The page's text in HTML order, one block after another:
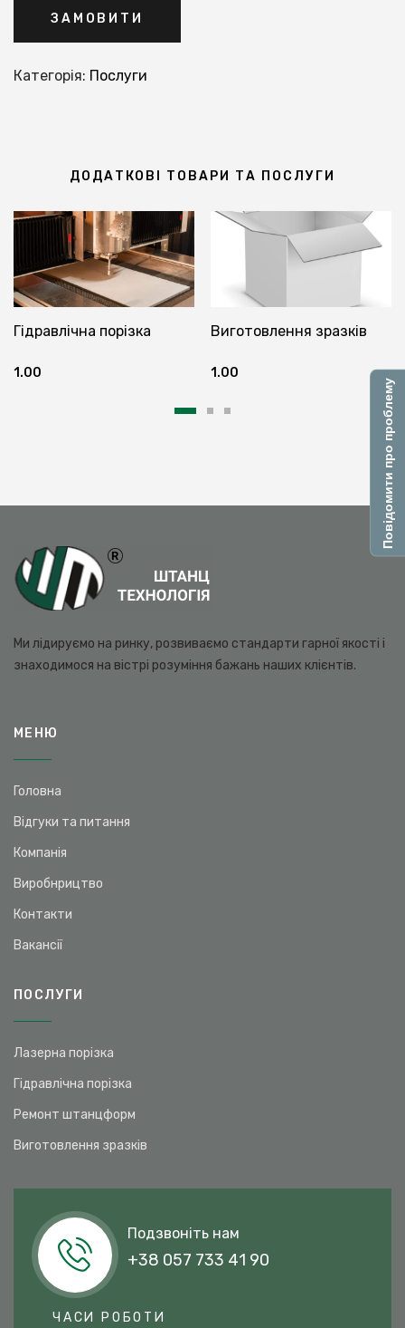
Повідомити про проблему
ЗАМОВИТИ
Категорія: Послуги
ДОДАТКОВІ ТОВАРИ ТА ПОСЛУГИ
Гідравлічна порізка
1.00
Виготовлення зразків
1.00
Ми лідируємо на ринку, розвиваємо стандарти гарної якості і
знаходимося на вістрі розуміння бажань наших клієнтів.
МЕНЮ
Головна
Відгуки та питання
Компанія
Виробнрицтво
Контакти
Вакансії
ПОСЛУГИ
Лазерна порізка
Гідравлічна порізка
Ремонт штанцформ
Виготовлення зразків
Подзвоніть нам
+38 057 733 41 90
ЧАСИ РОБОТИ